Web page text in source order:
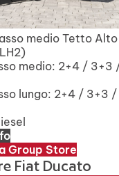
medio Tetto
medio: 2+4 / 3+3
lungo: 2+4 / 3+3
Group Store
Fiat Ducato